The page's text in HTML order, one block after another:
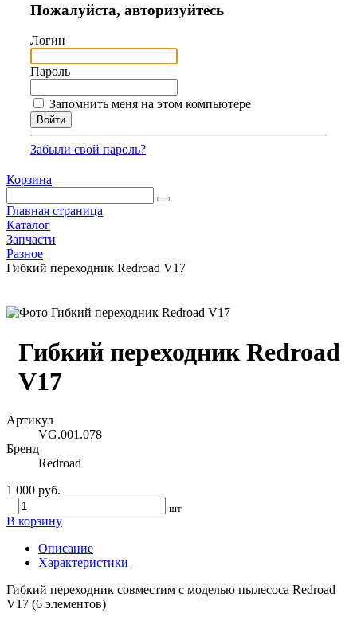
Пожалуйста, авторизуйтесь
Логин
Пароль
Запомнить меня на этом компьютере
Забыли свой пароль?
Корзина
Главная страница
Каталог
Запчасти
Разное
Гибкий переходник Redroad V17
Гибкий переходник Redroad
V17
Артикул
VG.001.078
Бренд
Redroad
1 000 руб.
шт
В корзину
Описание
Характеристики
Гибкий переходник совместим с моделью пылесоса Redroad
V17 (6 элементов)